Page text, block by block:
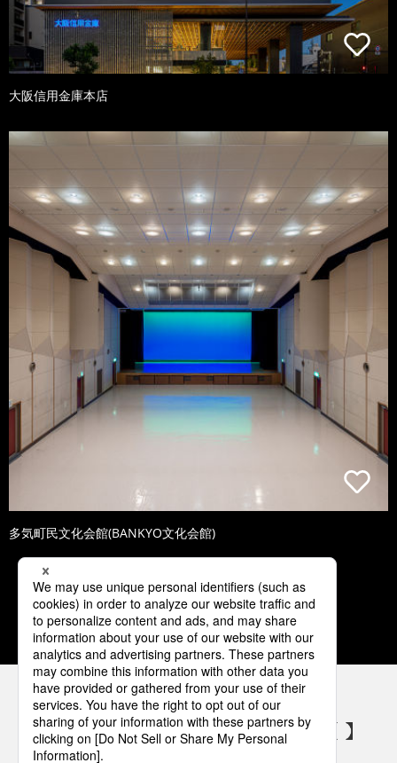
大阪信用金庫本店
多気町民文化会館(BANKYO文化会館)
1 2 3 4 5
パナソニックの電気設備 SNSアカウント